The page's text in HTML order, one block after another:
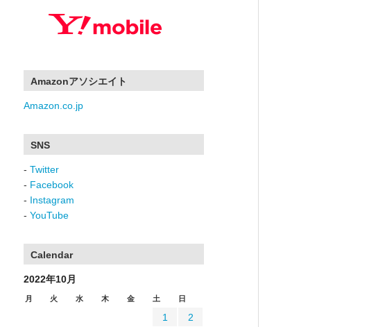
Amazonアソシエイト
Amazon.co.jp
SNS
- Twitter
- Facebook
- Instagram
- YouTube
Calendar
2022年10月
月 火 水 木 金 土 日
1
2